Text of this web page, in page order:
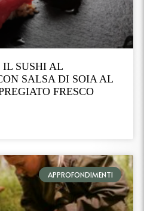
IL SUSHI AL
SALSA DI SOIA AL
FRESCO
APPROFONDIMENTI